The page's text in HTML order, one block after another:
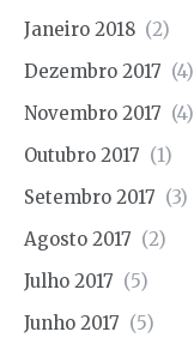
Janeiro 2018 (2)
Dezembro 2017 (4)
Novembro 2017 (4)
Outubro 2017 (1)
Setembro 2017 (3)
Agosto 2017 (2)
Julho 2017 (5)
Junho 2017 (5)